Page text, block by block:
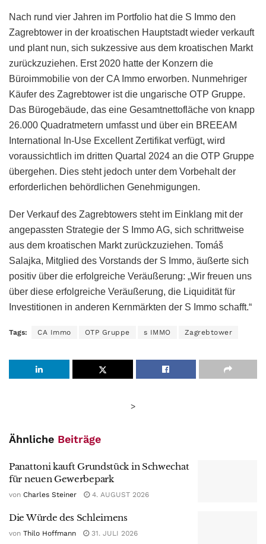
Nach rund vier Jahren im Portfolio hat die S Immo den
Zagrebtower in der kroatischen Hauptstadt wieder verkauft
und plant nun, sich sukzessive aus dem kroatischen Markt
zurückzuziehen. Erst 2020 hatte der Konzern die
Büroimmobilie von der CA Immo erworben. Nunmehriger
Käufer des Zagrebtower ist die ungarische OTP Gruppe.
Das Bürogebäude, das eine Gesamtnettofläche von knapp
26.000 Quadratmetern umfasst und über ein BREEAM
International In-Use Excellent Zertifikat verfügt, wird
voraussichtlich im dritten Quartal 2024 an die OTP Gruppe
übergehen. Dies steht jedoch unter dem Vorbehalt der
erforderlichen behördlichen Genehmigungen.
Der Verkauf des Zagrebtowers steht im Einklang mit der
angepassten Strategie der S Immo AG, sich schrittweise
aus dem kroatischen Markt zurückzuziehen. Tomáš
Salajka, Mitglied des Vorstands der S Immo, äußerte sich
positiv über die erfolgreiche Veräußerung: „Wir freuen uns
über diese erfolgreiche Veräußerung, die Liquidität für
Investitionen in anderen Kernmärkten der S Immo schafft.“
Tags: CA Immo OTP Gruppe s IMMO Zagrebtower
>
Ähnliche Beiträge
Panattoni kauft Grundstück in Schwechat
für neuen Gewerbepark
von Charles Steiner 4. AUGUST 2026
Die Würde des Schleimens
von Thilo Hoffmann 31. JULI 2026